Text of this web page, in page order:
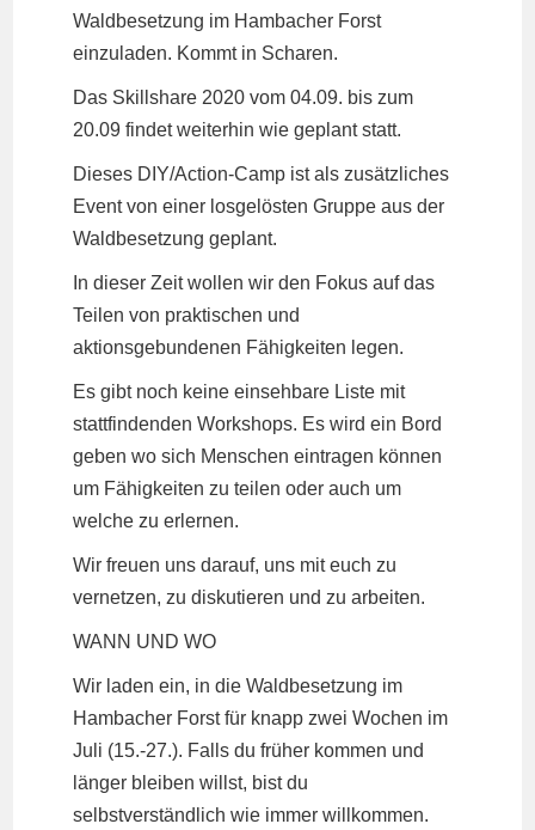
Waldbesetzung im Hambacher Forst
einzuladen. Kommt in Scharen.
Das Skillshare 2020 vom 04.09. bis zum
20.09 findet weiterhin wie geplant statt.
Dieses DIY/Action-Camp ist als zusätzliches
Event von einer losgelösten Gruppe aus der
Waldbesetzung geplant.
In dieser Zeit wollen wir den Fokus auf das
Teilen von praktischen und
aktionsgebundenen Fähigkeiten legen.
Es gibt noch keine einsehbare Liste mit
stattfindenden Workshops. Es wird ein Bord
geben wo sich Menschen eintragen können
um Fähigkeiten zu teilen oder auch um
welche zu erlernen.
Wir freuen uns darauf, uns mit euch zu
vernetzen, zu diskutieren und zu arbeiten.
WANN UND WO
Wir laden ein, in die Waldbesetzung im
Hambacher Forst für knapp zwei Wochen im
Juli (15.-27.). Falls du früher kommen und
länger bleiben willst, bist du
selbstverständlich wie immer willkommen.